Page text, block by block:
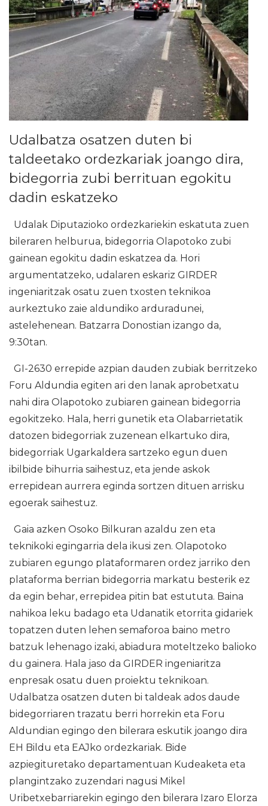
Udalbatza osatzen duten bi
taldeetako ordezkariak joango dira,
bidegorria zubi berrituan egokitu
dadin eskatzeko
Udalak Diputazioko ordezkariekin eskatuta zuen
bileraren helburua, bidegorria Olapotoko zubi
gainean egokitu dadin eskatzea da. Hori
argumentatzeko, udalaren eskariz GIRDER
ingeniaritzak osatu zuen txosten teknikoa
aurkeztuko zaie aldundiko arduradunei,
astelehenean. Batzarra Donostian izango da,
9:30tan.
GI-2630 errepide azpian dauden zubiak berritzeko
Foru Aldundia egiten ari den lanak aprobetxatu
nahi dira Olapotoko zubiaren gainean bidegorria
egokitzeko. Hala, herri gunetik eta Olabarrietatik
datozen bidegorriak zuzenean elkartuko dira,
bidegorriak Ugarkaldera sartzeko egun duen
ibilbide bihurria saihestuz, eta jende askok
errepidean aurrera eginda sortzen dituen arrisku
egoerak saihestuz.
Gaia azken Osoko Bilkuran azaldu zen eta
teknikoki egingarria dela ikusi zen. Olapotoko
zubiaren egungo plataformaren ordez jarriko den
plataforma berrian bidegorria markatu besterik ez
da egin behar, errepidea pitin bat estututa. Baina
nahikoa leku badago eta Udanatik etorrita gidariek
topatzen duten lehen semaforoa baino metro
batzuk lehenago izaki, abiadura moteltzeko balioko
du gainera. Hala jaso da GIRDER ingeniaritza
enpresak osatu duen proiektu teknikoan.
Udalbatza osatzen duten bi taldeak ados daude
bidegorriaren trazatu berri horrekin eta Foru
Aldundian egingo den bilerara eskutik joango dira
EH Bildu eta EAJko ordezkariak. Bide
azpiegituretako departamentuan Kudeaketa eta
plangintzako zuzendari nagusi Mikel
Uribetxebarriarekin egingo den bilerara Izaro Elorza